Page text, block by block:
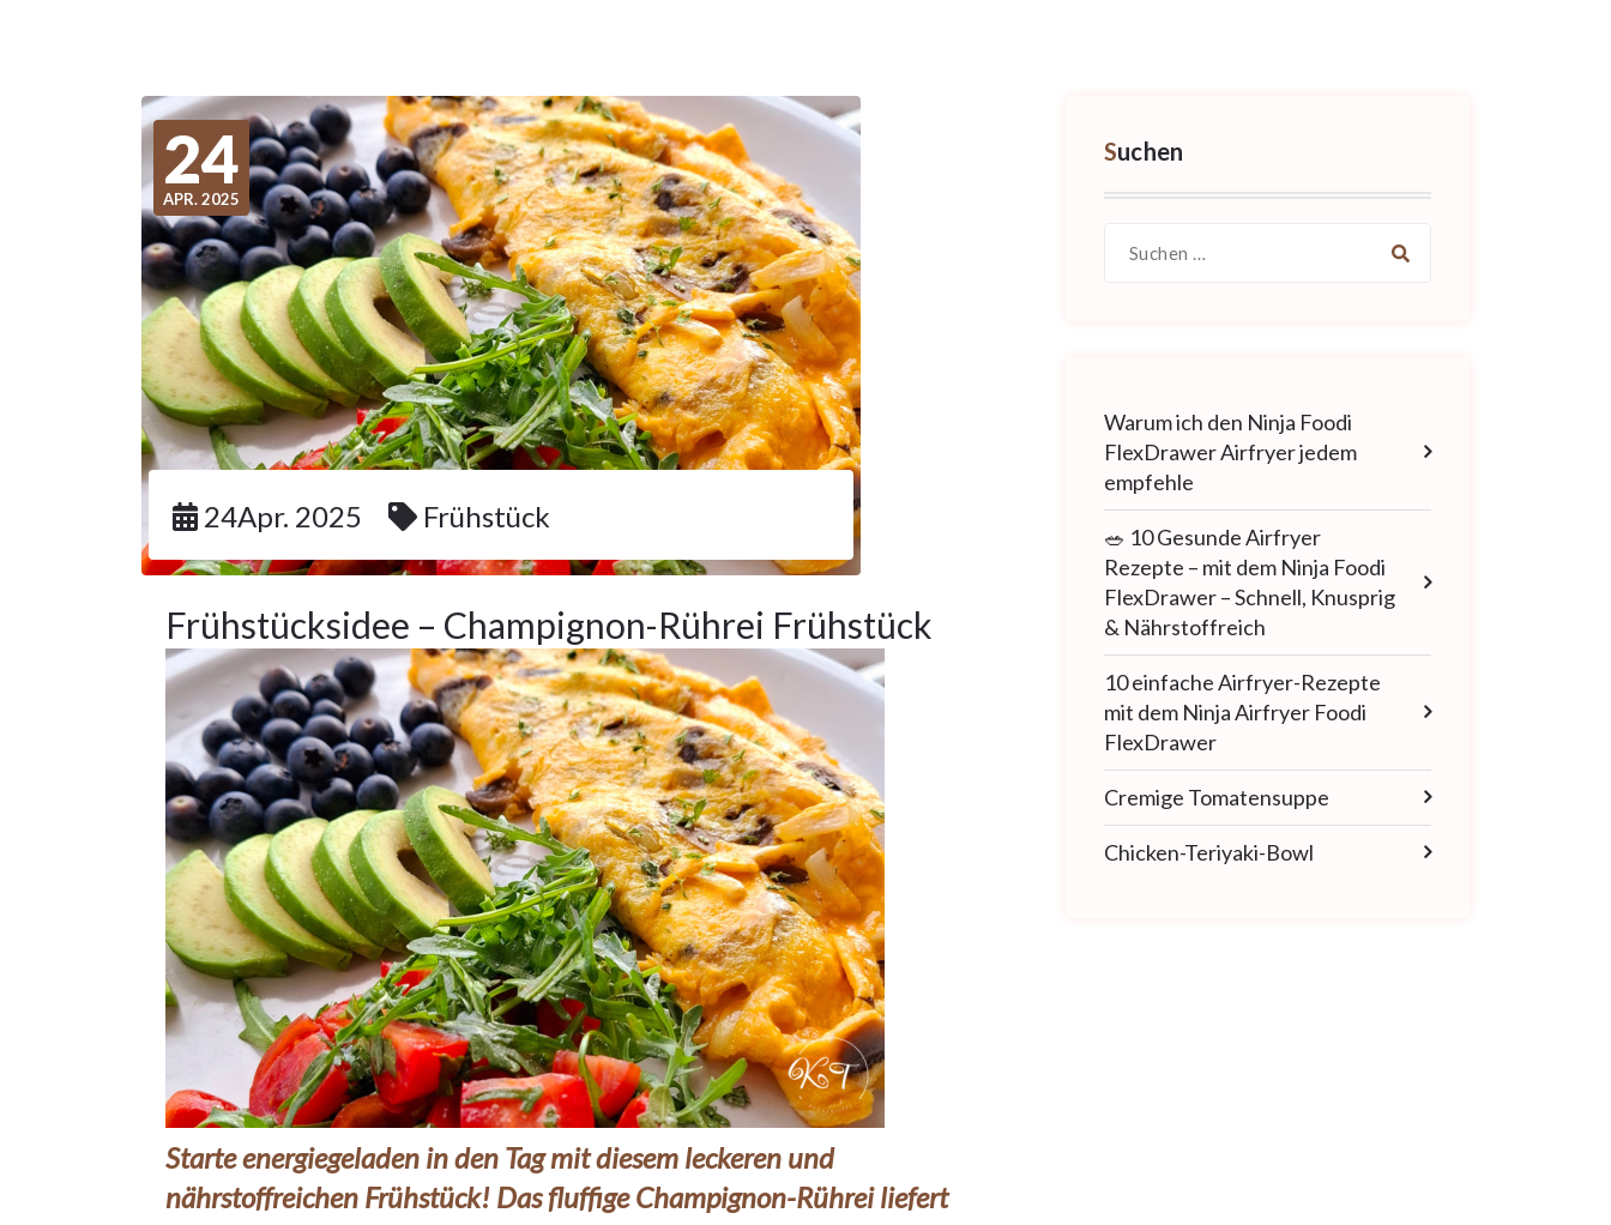
24
APR. 2025
24Apr. 2025 Frühstück
Frühstücksidee – Champignon-Rührei Frühstück
Starte energiegeladen in den Tag mit diesem leckeren und
nährstoffreichen Frühstück! Das fluffige Champignon-Rührei liefert
Suchen
nach:
Warum ich den Ninja Foodi
FlexDrawer Airfryer jedem
empfehle
🥗 10 Gesunde Airfryer
Rezepte – mit dem Ninja Foodi
FlexDrawer – Schnell, Knusprig
& Nährstoffreich
10 einfache Airfryer-Rezepte
mit dem Ninja Airfryer Foodi
FlexDrawer
Cremige Tomatensuppe
Chicken-Teriyaki-Bowl